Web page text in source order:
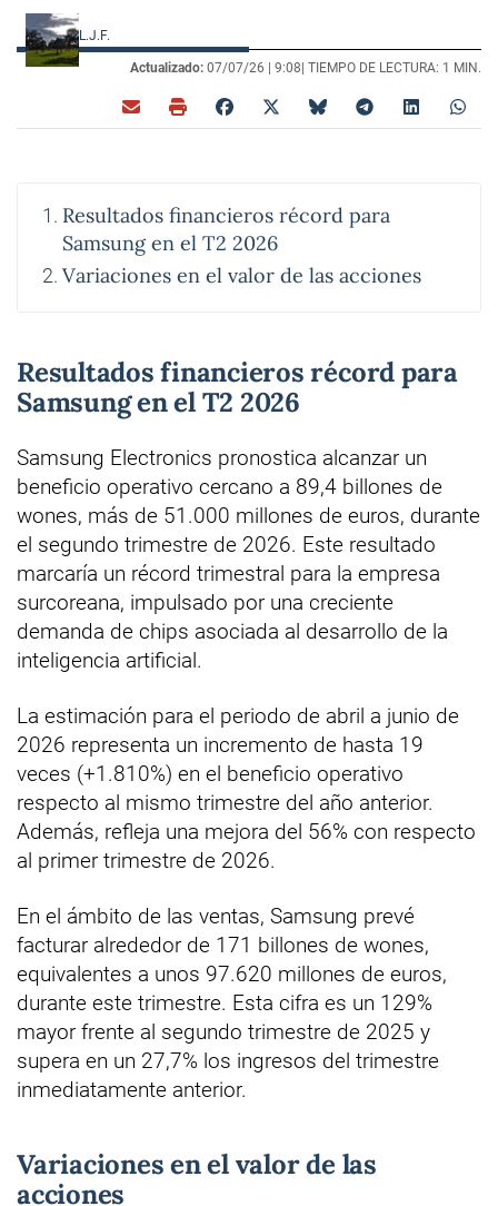
L.J.F.
Actualizado: 07/07/26 | 9:08| TIEMPO DE LECTURA: 1 MIN.
Resultados financieros récord para
Samsung en el T2 2026
Variaciones en el valor de las acciones
Resultados financieros récord para
Samsung en el T2 2026
Samsung Electronics pronostica alcanzar un
beneficio operativo cercano a 89,4 billones de
wones, más de 51.000 millones de euros, durante
el segundo trimestre de 2026. Este resultado
marcaría un récord trimestral para la empresa
surcoreana, impulsado por una creciente
demanda de chips asociada al desarrollo de la
inteligencia artificial.
La estimación para el periodo de abril a junio de
2026 representa un incremento de hasta 19
veces (+1.810%) en el beneficio operativo
respecto al mismo trimestre del año anterior.
Además, refleja una mejora del 56% con respecto
al primer trimestre de 2026.
En el ámbito de las ventas, Samsung prevé
facturar alrededor de 171 billones de wones,
equivalentes a unos 97.620 millones de euros,
durante este trimestre. Esta cifra es un 129%
mayor frente al segundo trimestre de 2025 y
supera en un 27,7% los ingresos del trimestre
inmediatamente anterior.
Variaciones en el valor de las
acciones